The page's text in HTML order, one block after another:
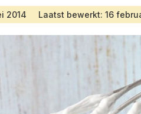
2014 Laatst bewerkt: 16